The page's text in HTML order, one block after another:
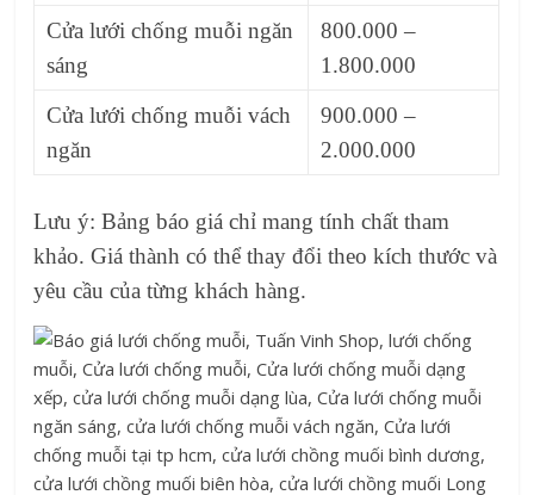
Cửa lưới chống muỗi ngăn
sáng
800.000 –
1.800.000
Cửa lưới chống muỗi vách
ngăn
900.000 –
2.000.000
Lưu ý: Bảng báo giá chỉ mang tính chất tham
khảo. Giá thành có thể thay đổi theo kích thước và
yêu cầu của từng khách hàng.